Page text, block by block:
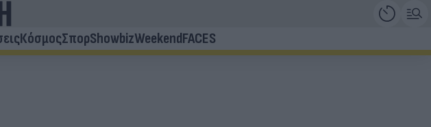
ΚόσμοςΣπορShowbizWeekendFACES